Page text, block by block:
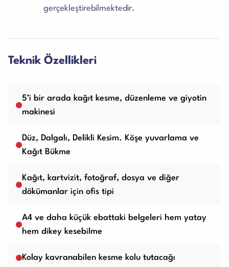
gerçekleştirebilmektedir.
Teknik Özellikleri
5’i bir arada kağıt kesme, düzenleme ve giyotin
makinesi
Düz, Dalgalı, Delikli Kesim. Köşe yuvarlama ve
Kağıt Bükme
Kağıt, kartvizit, fotoğraf, dosya ve diğer
dökümanlar için ofis tipi
A4 ve daha küçük ebattaki belgeleri hem yatay
hem dikey kesebilme
Kolay kavranabilen kesme kolu tutacağı